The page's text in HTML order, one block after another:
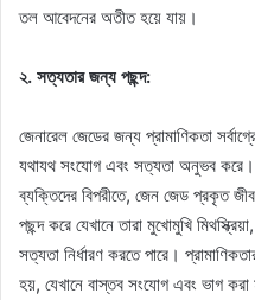
তল আবেদনের অতীত হয়ে যায়।
২. সত্যতার জন্য পছন্দ:
জেনারেল জেডের জন্য প্রামাণিকতা
যথাযথ সংযোগ এবং সত্যতা অনুভব করে।
ব্যক্তিদের বিপরীতে, জেন জেড প্রকৃত
পছন্দ করে যেখানে তারা মুখোমুখি
সত্যতা নির্ধারণ করতে পারে।
হয়, যেখানে বাস্তব সংযোগ এবং ভাগ করা